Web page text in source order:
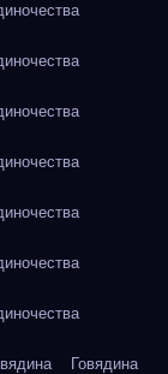
Говядина